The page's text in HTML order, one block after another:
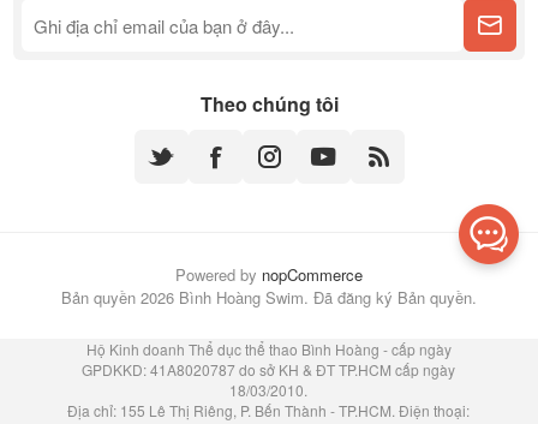
Theo chúng tôi
Powered by nopCommerce
Bản quyền 2026 Bình Hoàng Swim. Đã đăng ký Bản quyền.
Hộ Kinh doanh Thể dục thể thao Bình Hoàng - cấp ngày
GPDKKD: 41A8020787 do sở KH & ĐT TP.HCM cấp ngày
18/03/2010.
Địa chỉ: 155 Lê Thị Riêng, P. Bến Thành - TP.HCM. Điện thoại: